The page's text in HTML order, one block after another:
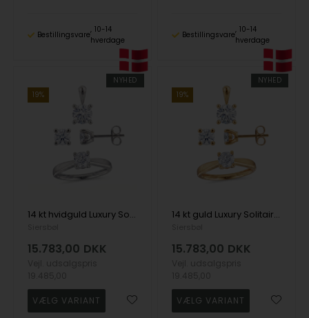
Bestillingsvare
10-14
hverdage
Bestillingsvare
10-14
hverdage
NYHED
19%
14 kt hvidguld Luxury Solitaire smykkesæt med i alt 1,50 ct Labgrown diamant Top Wesselston VS2
15.783,00 DKK
NYHED
19%
14 kt guld Luxury Solitaire smykkesæt med i alt 1,50 ct Labgrown diamant Top Wesselston VS2
15.783,00 DKK